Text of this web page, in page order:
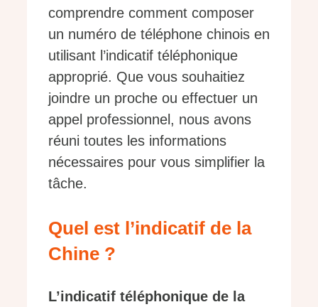
comprendre comment composer
un numéro de téléphone chinois en
utilisant l’indicatif téléphonique
approprié. Que vous souhaitiez
joindre un proche ou effectuer un
appel professionnel, nous avons
réuni toutes les informations
nécessaires pour vous simplifier la
tâche.
Quel est l’indicatif de la
Chine ?
L’indicatif téléphonique de la